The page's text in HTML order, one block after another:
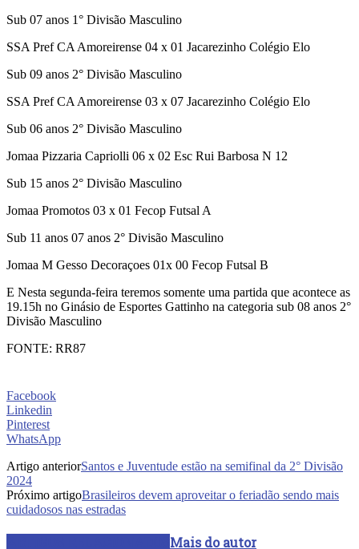
Sub 07 anos 1° Divisão Masculino
SSA Pref CA Amoreirense 04 x 01 Jacarezinho Colégio Elo
Sub 09 anos 2° Divisão Masculino
SSA Pref CA Amoreirense 03 x 07 Jacarezinho Colégio Elo
Sub 06 anos 2° Divisão Masculino
Jomaa Pizzaria Capriolli 06 x 02 Esc Rui Barbosa N 12
Sub 15 anos 2° Divisão Masculino
Jomaa Promotos 03 x 01 Fecop Futsal A
Sub 11 anos 07 anos 2° Divisão Masculino
Jomaa M Gesso Decoraçoes 01x 00 Fecop Futsal B
E Nesta segunda-feira teremos somente uma partida que acontece as
19.15h no Ginásio de Esportes Gattinho na categoria sub 08 anos 2°
Divisão Masculino
FONTE: RR87
Facebook
Linkedin
Pinterest
WhatsApp
Artigo anteriorSantos e Juventude estão na semifinal da 2° Divisão
2024
Próximo artigoBrasileiros devem aproveitar o feriadão sendo mais
cuidadosos nas estradas
Mais do autor